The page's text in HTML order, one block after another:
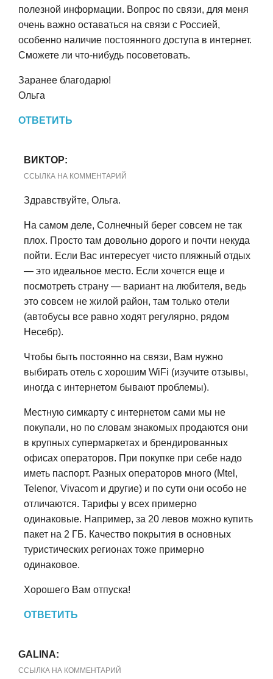
полезной информации. Вопрос по связи, для меня
очень важно оставаться на связи с Россией,
особенно наличие постоянного доступа в интернет.
Сможете ли что-нибудь посоветовать.
Заранее благодарю!
Ольга
ОТВЕТИТЬ
ВИКТОР:
ССЫЛКА НА КОММЕНТАРИЙ
Здравствуйте, Ольга.
На самом деле, Солнечный берег совсем не так
плох. Просто там довольно дорого и почти некуда
пойти. Если Вас интересует чисто пляжный отдых
— это идеальное место. Если хочется еще и
посмотреть страну — вариант на любителя, ведь
это совсем не жилой район, там только отели
(автобусы все равно ходят регулярно, рядом
Несебр).
Чтобы быть постоянно на связи, Вам нужно
выбирать отель с хорошим WiFi (изучите отзывы,
иногда с интернетом бывают проблемы).
Местную симкарту с интернетом сами мы не
покупали, но по словам знакомых продаются они
в крупных супермаркетах и брендированных
офисах операторов. При покупке при себе надо
иметь паспорт. Разных операторов много (Mtel,
Telenor, Vivacom и другие) и по сути они особо не
отличаются. Тарифы у всех примерно
одинаковые. Например, за 20 левов можно купить
пакет на 2 ГБ. Качество покрытия в основных
туристических регионах тоже примерно
одинаковое.
Хорошего Вам отпуска!
ОТВЕТИТЬ
GALINA:
ССЫЛКА НА КОММЕНТАРИЙ